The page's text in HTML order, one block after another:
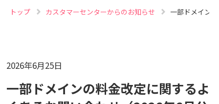
検索対象
すべて
サポート情報
よくあるご質問
トップ カスタマーセンターからのお知らせ 一部ドメイン
2026年6月25日
一部ドメインの料金改定に関するよ